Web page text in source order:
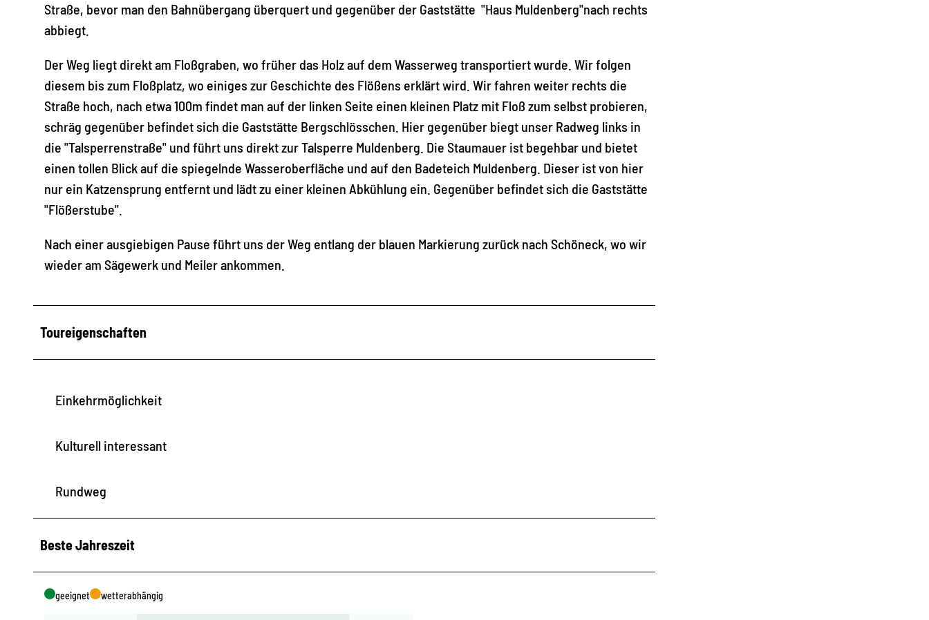
Straße, bevor man den Bahnübergang überquert und gegenüber der Gaststätte "Haus Muldenberg"nach rechts
abbiegt.
Der Weg liegt direkt am Floßgraben, wo früher das Holz auf dem Wasserweg transportiert wurde. Wir folgen
diesem bis zum Floßplatz, wo einiges zur Geschichte des Flößens erklärt wird. Wir fahren weiter rechts die
Straße hoch, nach etwa 100m findet man auf der linken Seite einen kleinen Platz mit Floß zum selbst probieren,
schräg gegenüber befindet sich die Gaststätte Bergschlösschen. Hier gegenüber biegt unser Radweg links in
die "Talsperrenstraße" und führt uns direkt zur Talsperre Muldenberg. Die Staumauer ist begehbar und bietet
einen tollen Blick auf die spiegelnde Wasseroberfläche und auf den Badeteich Muldenberg. Dieser ist von hier
nur ein Katzensprung entfernt und lädt zu einer kleinen Abkühlung ein. Gegenüber befindet sich die Gaststätte
"Flößerstube".
Nach einer ausgiebigen Pause führt uns der Weg entlang der blauen Markierung zurück nach Schöneck, wo wir
wieder am Sägewerk und Meiler ankommen.
Toureigenschaften
Einkehrmöglichkeit
Kulturell interessant
Rundweg
Beste Jahreszeit
geeignet wetterabhängig